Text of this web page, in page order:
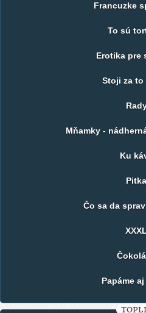
Francuzke
To sú
Erotika pre
Stoji za
Mňamky -
Ku
Pitka
Čo sa da
XXXL
Papáme